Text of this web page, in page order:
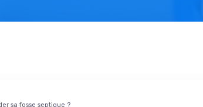
sa fosse septique ?